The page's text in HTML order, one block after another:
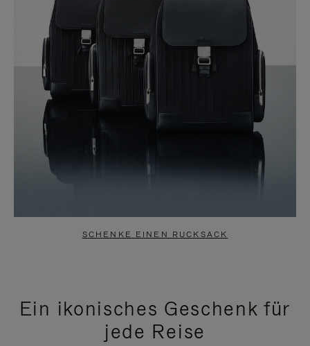
SCHENKE EINEN RUCKSACK
Ein ikonisches Geschenk für
jede Reise